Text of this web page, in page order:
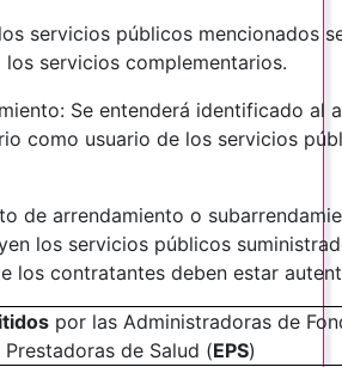
servicios públicos mencionados
servicios complementarios.
Se entenderá identificado al
como usuario de los servicios
de arrendamiento o
los servicios públicos
los contratantes deben estar
por las Administradoras de
de Salud (EPS)